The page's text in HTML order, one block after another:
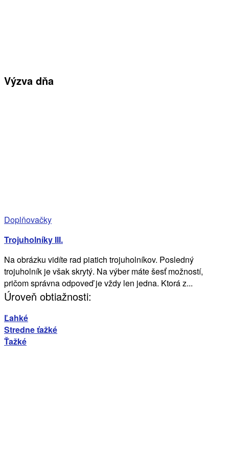
Výzva dňa
Doplňovačky
Trojuholníky III.
Na obrázku vidíte rad piatich trojuholníkov. Posledný
trojuholník je však skrytý. Na výber máte šesť možností,
pričom správna odpoveď je vždy len jedna. Ktorá z...
Úroveň obtiažnosti:
Ľahké
Stredne ťažké
Ťažké